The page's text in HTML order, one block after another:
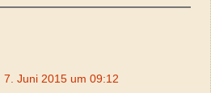
7. Juni 2015 um 09:12